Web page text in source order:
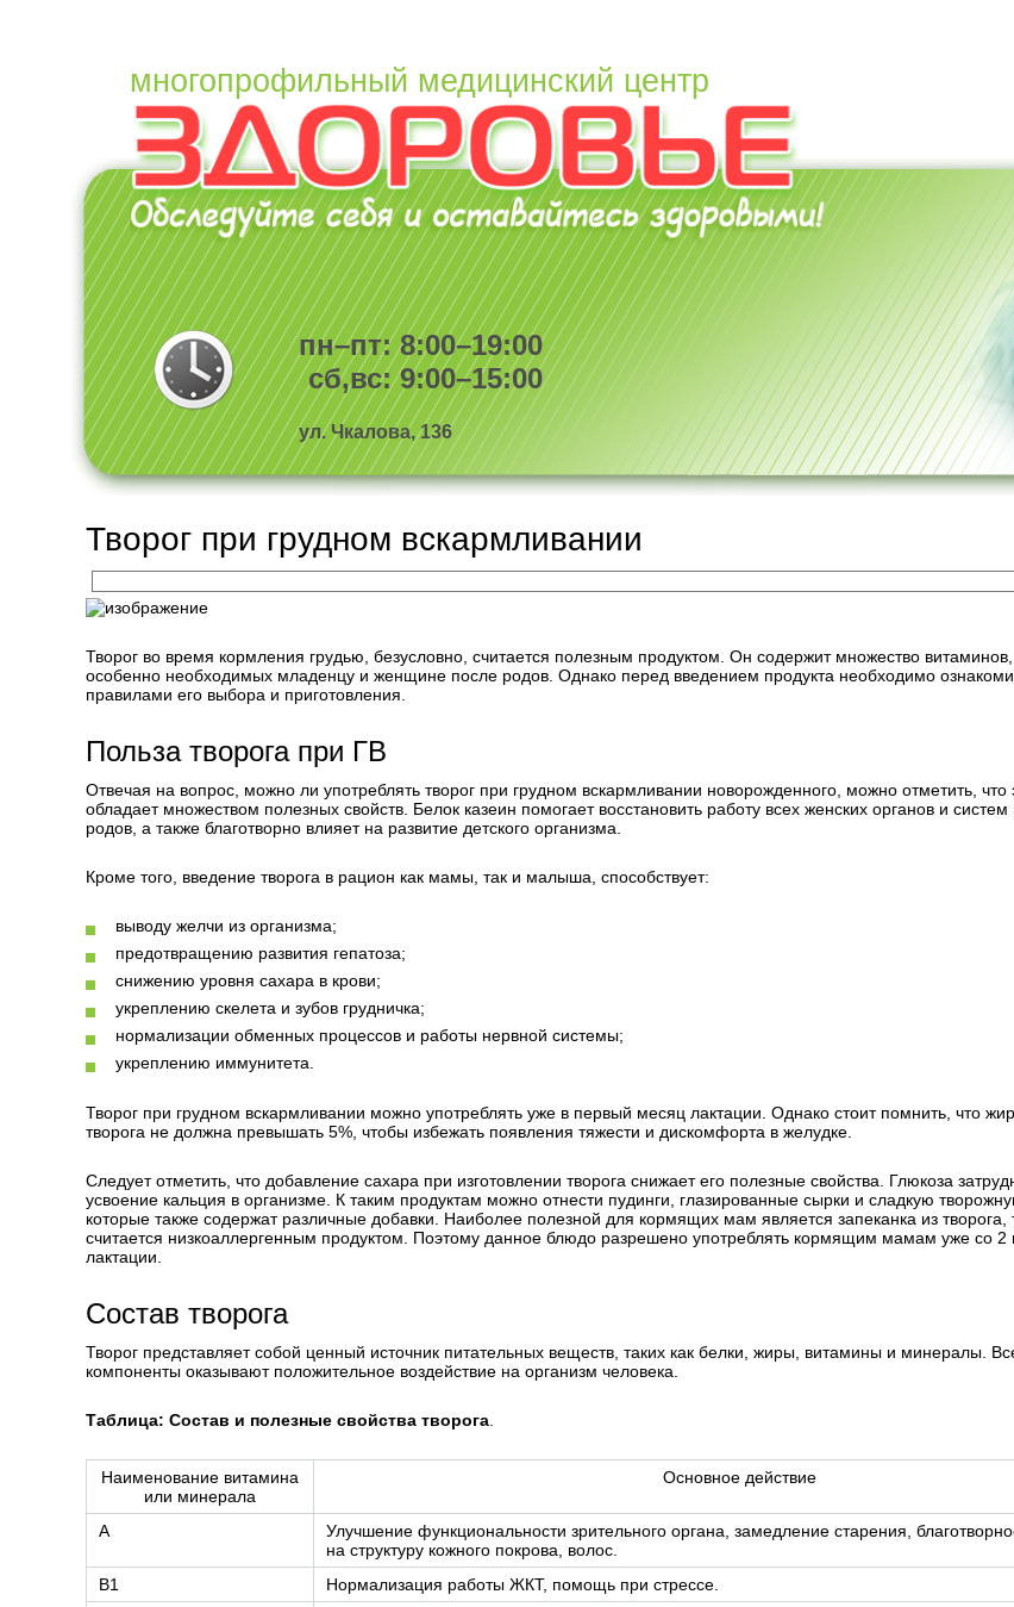
многопрофильный медицинский центр
пн–пт: 8:00–19:00
сб,вс: 9:00–15:00
ул. Чкалова, 136
Творог при грудном вскармливании
Творог во время кормления грудью, безусловно, считается полезным продуктом. Он содержит множество
особенно необходимых младенцу и женщине после родов. Однако перед введением продукта необходимо
правилами его выбора и приготовления.
Польза творога при ГВ
Отвечая на вопрос, можно ли употреблять творог при грудном вскармливании новорожденного, можно отметить, что
обладает множеством полезных свойств. Белок казеин помогает восстановить работу всех женских органов и систем
родов, а также благотворно влияет на развитие детского организма.
Кроме того, введение творога в рацион как мамы, так и малыша, способствует:
выводу желчи из организма;
предотвращению развития гепатоза;
снижению уровня сахара в крови;
укреплению скелета и зубов грудничка;
нормализации обменных процессов и работы нервной системы;
укреплению иммунитета.
Творог при грудном вскармливании можно употреблять уже в первый месяц лактации. Однако стоит помнить, что
творога не должна превышать 5%, чтобы избежать появления тяжести и дискомфорта в желудке.
Следует отметить, что добавление сахара при изготовлении творога снижает его полезные свойства. Глюкоза
усвоение кальция в организме. К таким продуктам можно отнести пудинги, глазированные сырки и сладкую
которые также содержат различные добавки. Наиболее полезной для кормящих мам является запеканка из творога,
считается низкоаллергенным продуктом. Поэтому данное блюдо разрешено употреблять кормящим мамам уже со 2
лактации.
Состав творога
Творог представляет собой ценный источник питательных веществ, таких как белки, жиры, витамины и минералы.
компоненты оказывают положительное воздействие на организм человека.
Таблица: Состав и полезные свойства творога
Наименование витамина
или минерала
Основное действие
A
Улучшение функциональности зрительного органа, замедление старения,
на структуру кожного покрова, волос.
B1
Нормализация работы ЖКТ, помощь при стрессе.